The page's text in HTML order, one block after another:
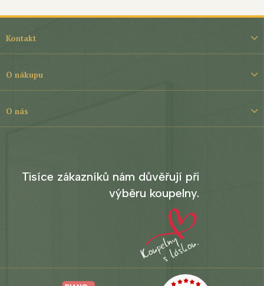
í
Kontakt
O nákupu
O nás
Tisíce zákazníků nám důvěřují při
výběru koupelny.